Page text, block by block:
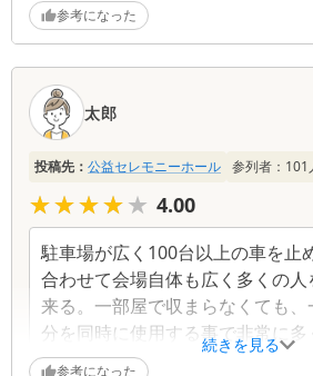
参考になった
続きを見る
太郎
投稿先： 公益セレモニーホール 参列者： 101
★★★★★
★★★★★ 4.00
駐車場が広く100台以上の車を止
合わせて会場自体も広く多くの
来る。一部屋で収まらなくても
分を同時に使用する事で非常に
もらう事が出来る。
参考になった